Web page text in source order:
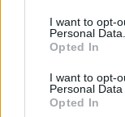
consent section.
I want to opt-
Personal Data.
Opted In
I want to opt-
Personal Data
Opted In
με αποτέλεσμα
εμπλέκονται σε
που οδηγούν
Κτηματολογίου!